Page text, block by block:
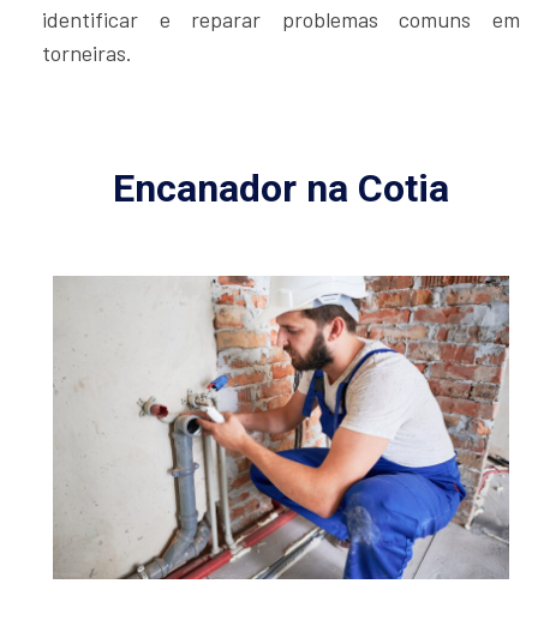
identificar e reparar problemas comuns em
torneiras.
Encanador na Cotia